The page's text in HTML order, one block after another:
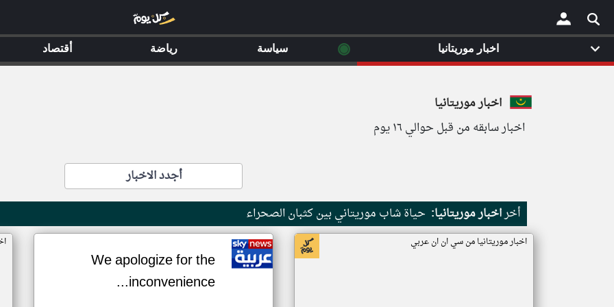
×
اخبار موريتانيا
اخبار سابقه من قبل حوالي ١٦ يوم
أجدد الاخبار
أخراخبار موريتانيا: حياة شاب موريتاني بين كثبان الصحراء
اخبار موريتانيا من سي ان ان عربي
We apologize for the
inconvenience...
اخبار موريتانيا ◉ سياسة رياضة أقتصاد